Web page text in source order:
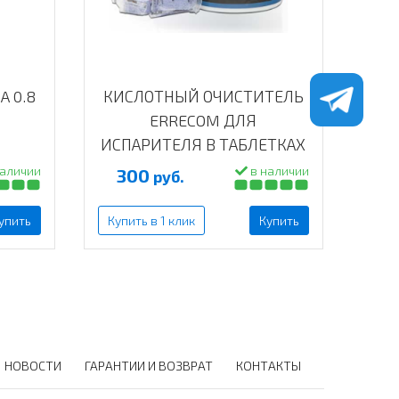
0.8
КИСЛОТНЫЙ ОЧИСТИТЕЛЬ
ERRECOM ДЛЯ
ИСПАРИТЕЛЯ В ТАБЛЕТКАХ
ACID TABS AB1102.01.JA
300 руб. в наличии
Купить в 1 клик Купить
НОВОСТИ ГАРАНТИИ И ВОЗВРАТ КОНТАКТЫ